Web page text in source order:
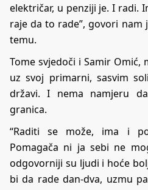
električar, u penziji je. I radi.
raje da to rade”, govori nam
temu.
Tome svjedoči i Samir Omić,
uz svoj primarni, sasvim
državi. I nema namjeru
granica.
“Raditi se može, ima i
Pomagača ni ja sebi ne
odgovorniji su ljudi i hoće
bi da rade dan-dva, uzmu